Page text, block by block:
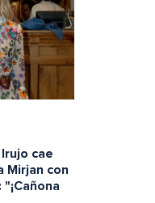
cae
Mirjan con